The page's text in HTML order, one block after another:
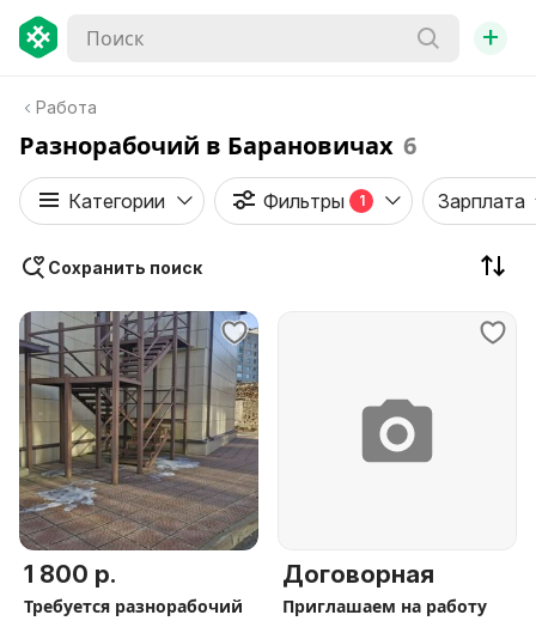
+
Работа
Разнорабочий в Барановичах 6
Категории Фильтры 1 Зарплата
Сохранить поиск
1 800 р.
Требуется разнорабочий
Договорная
Приглашаем на работу